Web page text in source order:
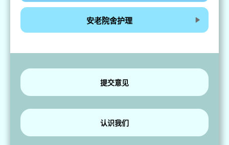
安老院舍护理
提交意见
认识我们